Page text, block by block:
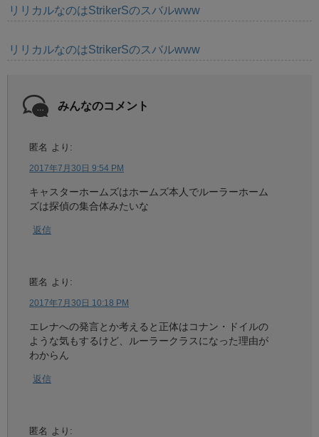
リリカルなのはStrikerSのスバルwww
リリカルなのはStrikerSのスバルwww
みんなのコメント
匿名 より:
2017年7月30日 9:54 PM
キャスターホームズはホームズ本人でルーラーホーム
ズは探偵の集合体みたいな
返信
匿名 より:
2017年7月30日 10:18 PM
エレナへの発言とか考えると正体はコナン・ドイルの
ような気もするけど、ルーラークラスになった理由が
わからん
返信
匿名 より: